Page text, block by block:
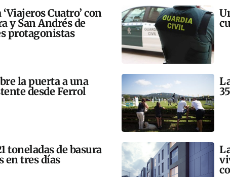
Cuatro’ con
y San Andrés de
protagonistas
la puerta a una
desde Ferrol
toneladas de basura
en tres días